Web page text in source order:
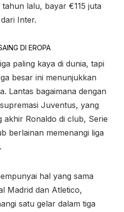
lalu, bayar €115 juta
Inter.
DI EROPA
paling kaya di dunia, tapi
besar ini menunjukkan
Lantas bagaimana dengan
Juventus, yang
akhir Ronaldo di club, Serie
berlainan memenangi liga
hal yang sama
Madrid dan Atletico,
satu gelar dalam tiga